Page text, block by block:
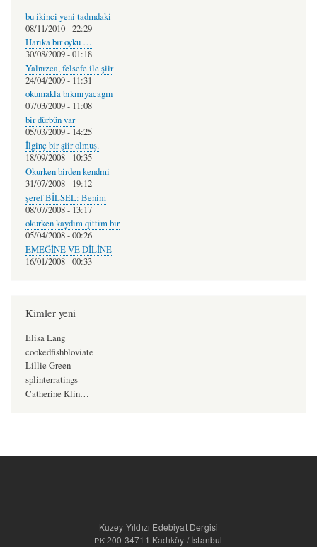
bu ikinci yeni tadındaki
08/11/2010 - 22:29
Harıka bır oyku …
30/08/2009 - 01:18
Yalnızca, felsefe ile şiir
24/04/2009 - 11:31
okumakla bıkmıyacagın
07/03/2009 - 11:08
bir dürbün var
05/03/2009 - 14:25
İlginç bir şiir olmuş.
18/09/2008 - 10:35
Okurken birden kendmi
31/07/2008 - 19:12
şeref BİLSEL: Benim
08/07/2008 - 13:17
okurken kaydım qittim bir
05/04/2008 - 00:26
EMEĞİNE VE DİLİNE
16/01/2008 - 00:33
Kimler yeni
Elisa Lang
cookedfishbloviate
Lillie Green
splinterratings
Catherine Klin…
Kuzey Yıldızı Edebiyat Dergisi
PK200 34711 Kadıköy / İstanbul